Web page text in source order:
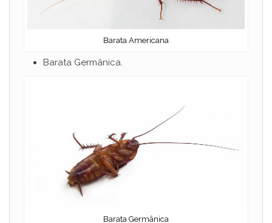
Barata Americana
Barata Germânica.
Barata Germânica